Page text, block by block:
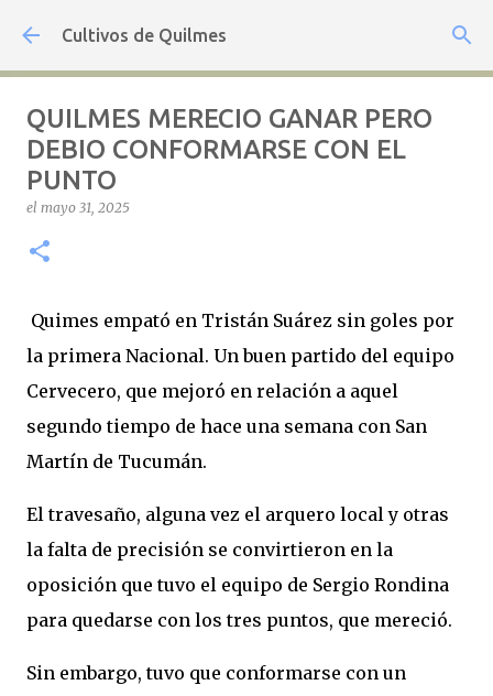
Ir al contenido principal
Cultivos de Quilmes
QUILMES MERECIO GANAR PERO
DEBIO CONFORMARSE CON EL
PUNTO
el mayo 31, 2025
Quimes empató en Tristán Suárez sin goles por
la primera Nacional. Un buen partido del equipo
Cervecero, que mejoró en relación a aquel
segundo tiempo de hace una semana con San
Martín de Tucumán.
El travesaño, alguna vez el arquero local y otras
la falta de precisión se convirtieron en la
oposición que tuvo el equipo de Sergio Rondina
para quedarse con los tres puntos, que mereció.
Sin embargo, tuvo que conformarse con un